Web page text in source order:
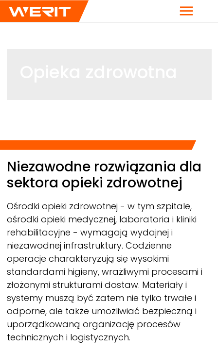
Menu
Breadcrumb
Niezawodne rozwiązania dla
sektora opieki zdrowotnej
Ośrodki opieki zdrowotnej - w tym szpitale,
ośrodki opieki medycznej, laboratoria i kliniki
rehabilitacyjne - wymagają wydajnej i
niezawodnej infrastruktury. Codzienne
operacje charakteryzują się wysokimi
standardami higieny, wrażliwymi procesami i
złożonymi strukturami dostaw. Materiały i
systemy muszą być zatem nie tylko trwałe i
odporne, ale także umożliwiać bezpieczną i
uporządkowaną organizację procesów
technicznych i logistycznych.